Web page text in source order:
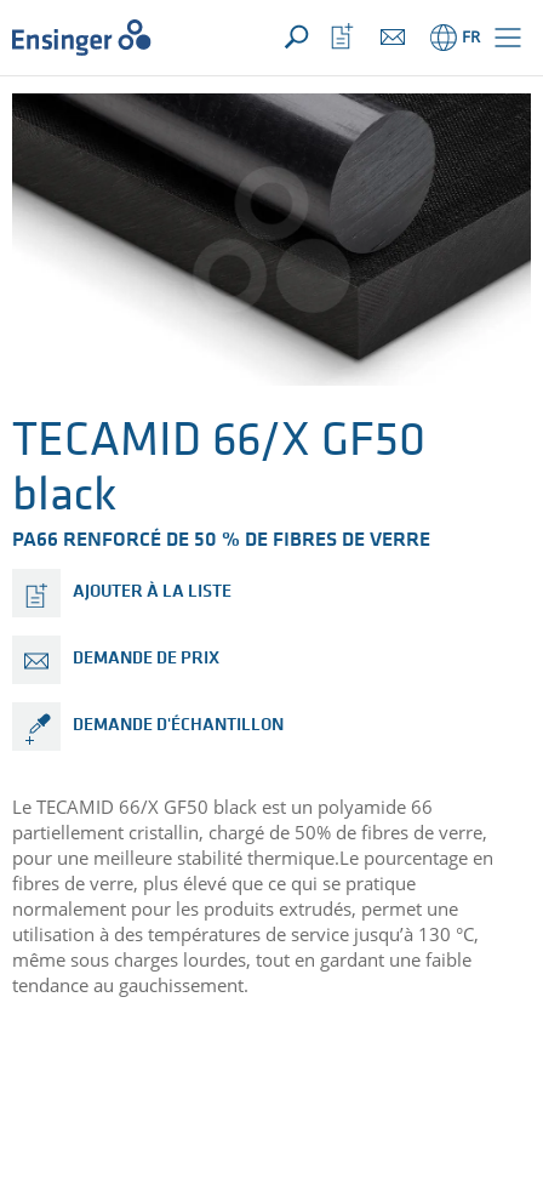
VOTRE DEMANDE ({{productCount}} Products)
OUVRIR
Accueil FR
Ouvrir
la
liste
de
favoris
TECAMID 66/X GF50
black
PA66 RENFORCÉ DE 50 % DE FIBRES DE VERRE
AJOUTER À LA LISTE
DEMANDE DE PRIX
DEMANDE D'ÉCHANTILLON
Le TECAMID 66/X GF50 black est un polyamide 66
partiellement cristallin, chargé de 50% de fibres de verre,
pour une meilleure stabilité thermique.Le pourcentage en
fibres de verre, plus élevé que ce qui se pratique
normalement pour les produits extrudés, permet une
utilisation à des températures de service jusqu’à 130 °C,
même sous charges lourdes, tout en gardant une faible
tendance au gauchissement.